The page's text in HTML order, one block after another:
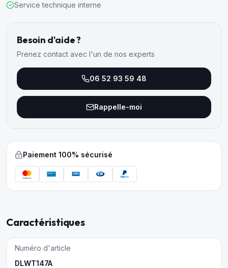
Service technique interne
Besoin d'aide ?
Prenez contact avec l'un de nos experts
06 52 93 59 48
Rappelle-moi
Paiement 100% sécurisé
Caractéristiques
Numéro d'article
DLWT147A